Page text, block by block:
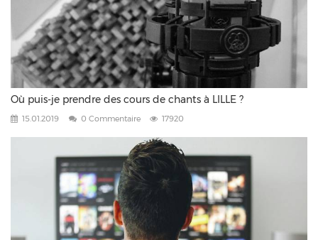
Où puis-je prendre des cours de chants à LILLE ?
15.01.2019 0 Commentaire 17920